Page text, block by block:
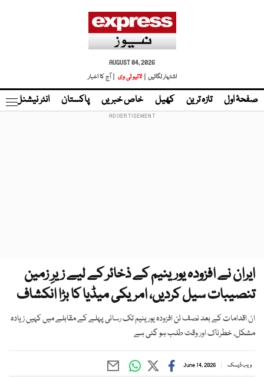
AUGUST 04, 2026
اشتہار لگائیں |
لائیو ٹی وی | آج کا اخبار
صفحۂ اول تازہ ترین کھیل خاص خبریں پاکستان انٹر نیشنل
ایران نے افزودہ یورینیم کے ذخائر کے لیے زیرِ زمین
تنصیبات سیل کردیں، امریکی میڈیا کا بڑا انکشاف
ان اقدامات کے بعد نصف ٹن افزودہ یورینیم تک رسائی پہلے کے مقابلے میں کہیں زیادہ
مشکل، خطرناک اور وقت طلب ہو گئی ہے
ویب ڈیسک June 14, 2026